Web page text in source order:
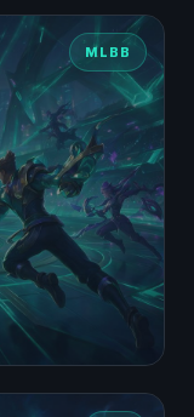
MLBB